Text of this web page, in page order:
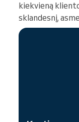
kiekvieną
sklandesnį,